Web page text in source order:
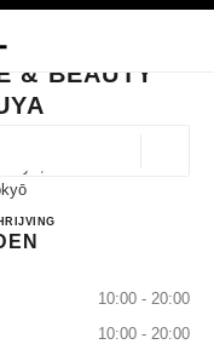
zoekbalk
SHIBUYA
& BEAUTY
FRAGRANCE
10:00 - 20:00
10:00 - 20:00
EN SIERADEN